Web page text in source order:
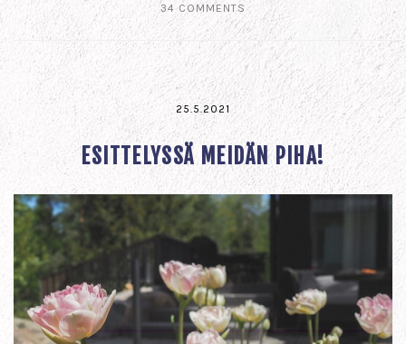
34 COMMENTS
25.5.2021
ESITTELYSSÄ MEIDÄN PIHA!